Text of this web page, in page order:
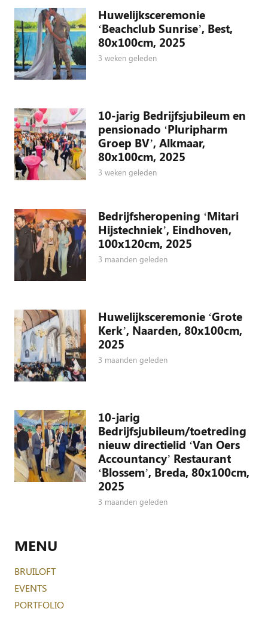
Huwelijksceremonie
‘Beachclub Sunrise’, Best,
80x100cm, 2025
3 weken geleden
10-jarig Bedrijfsjubileum en
pensionado ‘Pluripharm
Groep BV’, Alkmaar,
80x100cm, 2025
3 weken geleden
Bedrijfsheropening ‘Mitari
Hijstechniek’, Eindhoven,
100x120cm, 2025
3 maanden geleden
Huwelijksceremonie ‘Grote
Kerk’, Naarden, 80x100cm,
2025
3 maanden geleden
10-jarig
Bedrijfsjubileum/toetreding
nieuw directielid ‘Van Oers
Accountancy’ Restaurant
‘Blossem’, Breda, 80x100cm,
2025
3 maanden geleden
MENU
BRUILOFT
EVENTS
PORTFOLIO